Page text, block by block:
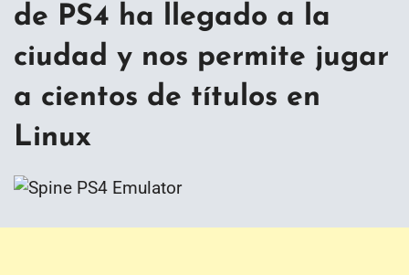
de PS4 ha llegado a la
ciudad y nos permite jugar
a cientos de títulos en
Linux